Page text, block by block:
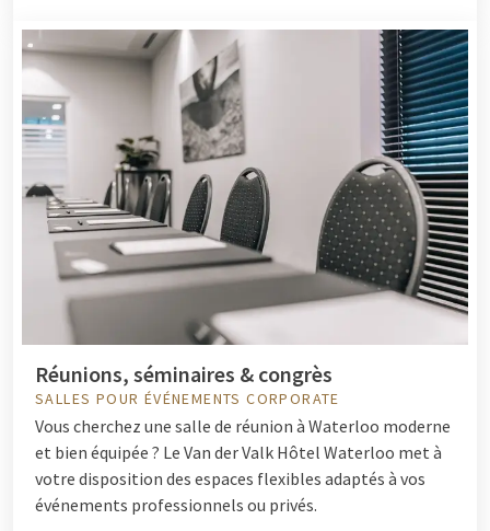
Réunions, séminaires & congrès
SALLES POUR ÉVÉNEMENTS CORPORATE
Vous cherchez une salle de réunion à Waterloo moderne
et bien équipée ? Le Van der Valk Hôtel Waterloo met à
votre disposition des espaces flexibles adaptés à vos
événements professionnels ou privés.